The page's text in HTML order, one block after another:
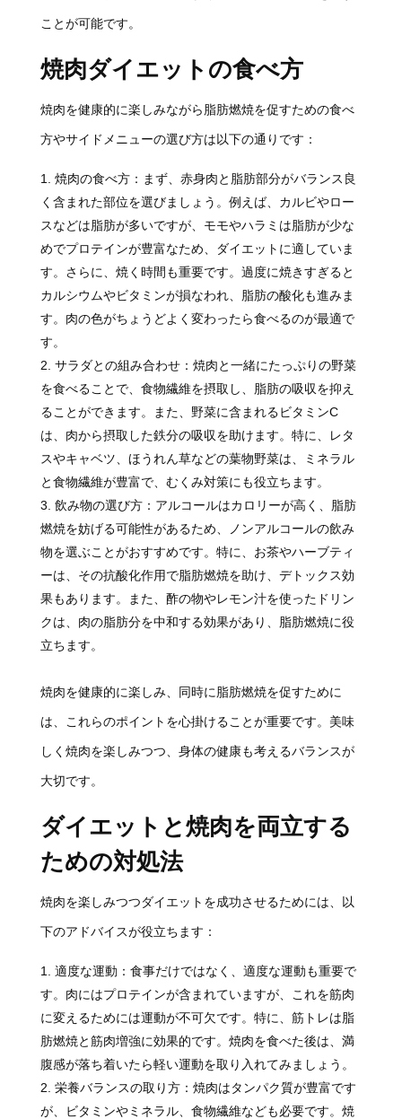
ことが可能です。
焼肉ダイエットの食べ方
焼肉を健康的に楽しみながら脂肪燃焼を促すための食べ
方やサイドメニューの選び方は以下の通りです：
焼肉の食べ方：まず、赤身肉と脂肪部分がバランス良
く含まれた部位を選びましょう。例えば、カルビやロー
スなどは脂肪が多いですが、モモやハラミは脂肪が少な
めでプロテインが豊富なため、ダイエットに適していま
す。さらに、焼く時間も重要です。過度に焼きすぎると
カルシウムやビタミンが損なわれ、脂肪の酸化も進みま
す。肉の色がちょうどよく変わったら食べるのが最適で
す。
サラダとの組み合わせ：焼肉と一緒にたっぷりの野菜
を食べることで、食物繊維を摂取し、脂肪の吸収を抑え
ることができます。また、野菜に含まれるビタミンC
は、肉から摂取した鉄分の吸収を助けます。特に、レタ
スやキャベツ、ほうれん草などの葉物野菜は、ミネラル
と食物繊維が豊富で、むくみ対策にも役立ちます。
飲み物の選び方：アルコールはカロリーが高く、脂肪
燃焼を妨げる可能性があるため、ノンアルコールの飲み
物を選ぶことがおすすめです。特に、お茶やハーブティ
ーは、その抗酸化作用で脂肪燃焼を助け、デトックス効
果もあります。また、酢の物やレモン汁を使ったドリン
クは、肉の脂肪分を中和する効果があり、脂肪燃焼に役
立ちます。
焼肉を健康的に楽しみ、同時に脂肪燃焼を促すために
は、これらのポイントを心掛けることが重要です。美味
しく焼肉を楽しみつつ、身体の健康も考えるバランスが
大切です。
ダイエットと焼肉を両立する
ための対処法
焼肉を楽しみつつダイエットを成功させるためには、以
下のアドバイスが役立ちます：
適度な運動：食事だけではなく、適度な運動も重要で
す。肉にはプロテインが含まれていますが、これを筋肉
に変えるためには運動が不可欠です。特に、筋トレは脂
肪燃焼と筋肉増強に効果的です。焼肉を食べた後は、満
腹感が落ち着いたら軽い運動を取り入れてみましょう。
栄養バランスの取り方：焼肉はタンパク質が豊富です
が、ビタミンやミネラル、食物繊維なども必要です。焼